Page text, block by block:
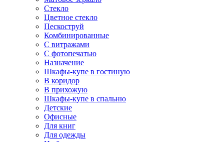
Стекло
Цветное стекло
Пескоструй
Комбинированные
С витражами
С фотопечатью
Назначение
Шкафы-купе в гостиную
В коридор
В прихожую
Шкафы-купе в спальню
Детские
Офисные
Для книг
Для одежды